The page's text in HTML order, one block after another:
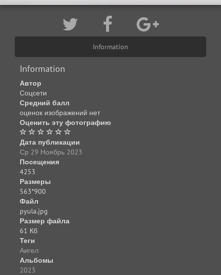
Information
Information
Автор
Соцсети
Средний балл
оценок изображений нет
Оценить эту фотографию
Дата публикации
Ср 29 Ноябрь 2023
Посещения
4253
Размеры
563*900
Файл
pyula.jpg
Размер файла
61 Кб
Теги
Аигел
Альбомы
2023